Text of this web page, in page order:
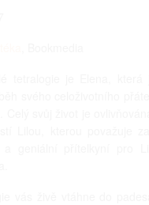
tetralogie je Elena,
svého celoživotního
Celý svůj život je
Lilou, kterou považuje
a geniální přítelkyní pro
vás živě vtáhne do